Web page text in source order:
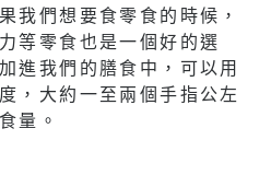
我們想要食零食的時候，
等零食也是一個好的選
進我們的膳食中，可以用
，大約一至兩個手指公左
量。